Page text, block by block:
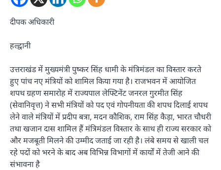
दीपक अधिकारी
हल्द्वानी
उत्तराखंड में मुख्यमंत्री पुष्कर सिंह धामी के मंत्रिमंडल का विस्तार करते
हुए पांच नए मंत्रियों को शामिल किया गया है। राजभवन में आयोजित
शपथ ग्रहण समारोह में राज्यपाल लेफ्टिनेंट जनरल गुरमीत सिंह
(सेवानिवृत्त) ने सभी मंत्रियों को पद एवं गोपनीयता की शपथ दिलाई शपथ
लेने वाले मंत्रियों में प्रदीप बत्रा, मदन कौशिक, राम सिंह कैड़ा, भारत चौधरी
तथा खजान दास शामिल हैं मंत्रिमंडल विस्तार के साथ ही राज्य सरकार को
और मजबूती मिलने की उम्मीद जताई जा रही है। लंबे समय से खाली चल
रहे पदों को भरने के बाद अब विभिन्न विभागों में कार्यों में तेजी आने की
संभावना है